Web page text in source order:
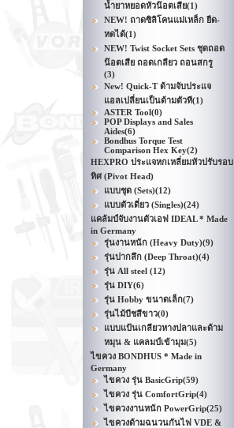
น้ำยาหยอดหัวน๊อตเสีย(1)
NEW! ถาดซิลิโคนแม่เหล็ก ยืด-
หดได้(1)
NEW! Twist Socket Sets ชุดถอด
น๊อตเสีย ถอดเกลียว ถอนสกรู
(3)
New! Quick-T ด้ามจับประแจ
แอลเปลี่ยนเป็นด้ามตัวที(1)
ASTER Tool(0)
POP Displays and Sales
Aides(6)
Bondhus Torque Test
Comparison Hex Key(2)
HEXPRO ประแจหกเหลี่ยมหัวปรับรอบ
ทิศ (Pivot Head)
แบบชุด (Sets)(12)
แบบตัวเดี่ยว (Singles)(24)
แคล้มป์จับงานตัวเอฟ IDEAL * Made
in Germany
รุ่นงานหนัก (Heavy Duty)(9)
รุ่นปากลึก (Deep Throat)(4)
รุ่น All steel (12)
รุ่น DIY(6)
รุ่น Hobby ขนาดเล็ก(7)
รุ่นไม้บีชสีขาว(0)
แบบแป้นเกลียวหางปลาและด้าม
หมุน & แคลมป์เข้ามุม(5)
ไขควง BONDHUS * Made in
Germany
ไขควง รุ่น BasicGrip(59)
ไขควง รุ่น ComfortGrip(4)
ไขควงงานหนัก PowerGrip(25)
ไขควงด้ามฉนวนกันไฟ VDE &